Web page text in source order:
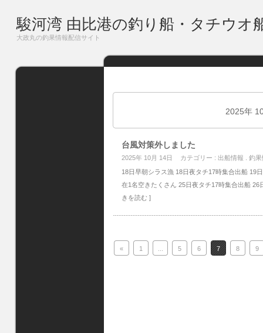
駿河湾 由比港の釣り船・タチウオ
大政丸の釣果情報配信サイト
2025年
台風対策外しました
2025年 10月 14日 カテゴリー : 出船情報
釣果
18日早朝シラス漁 18日夜タチ17時集合出船 19
在1名空きたくさん 25日夜タチ17時集合出船
きを読む ]
« 1 5 6 7 8 9